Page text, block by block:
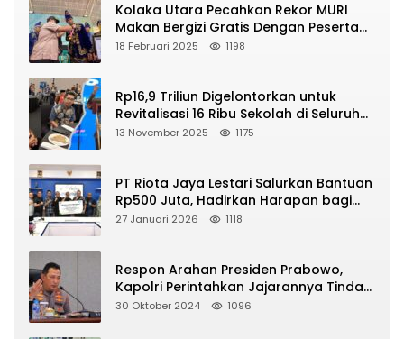
Kolaka Utara Pecahkan Rekor MURI
Makan Bergizi Gratis Dengan Peserta
Terbanyak
18 Februari 2025 1198
Rp16,9 Triliun Digelontorkan untuk
Revitalisasi 16 Ribu Sekolah di Seluruh
Indonesia
13 November 2025 1175
PT Riota Jaya Lestari Salurkan Bantuan
Rp500 Juta, Hadirkan Harapan bagi
Korban Bencana di Sumatera
27 Januari 2026 1118
Respon Arahan Presiden Prabowo,
Kapolri Perintahkan Jajarannya Tindak
Tegas Pelaku Judi Online
30 Oktober 2024 1096